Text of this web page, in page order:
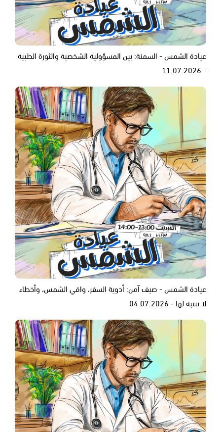
عيادة الشمس - السمنة: بين المسؤولية الشخصية والثورة الطبية
- 11.07.2026
عيادة الشمس - صيف آمن: أدوية السفر، واقي الشمس، وأخطاء
لا ننتبه لها - 04.07.2026